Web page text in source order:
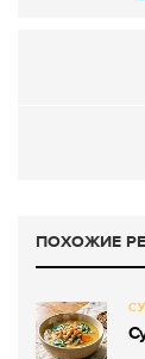
ПОХОЖИЕ